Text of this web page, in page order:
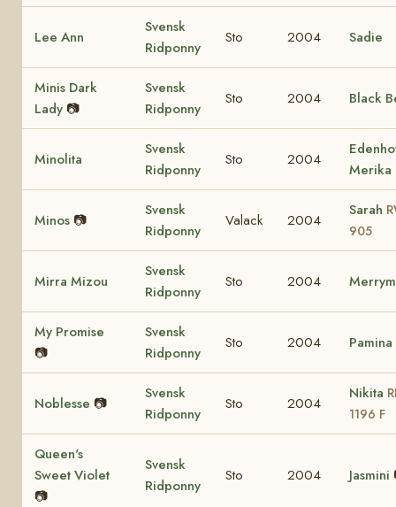
Lee Ann
Svensk
Ridponny
Sto 2004 Sadie
Minis Dark
Lady 📷
Svensk
Ridponny
Sto 2004 Black
Minolita
Svensk
Ridponny
Sto 2004
Merika
Minos 📷
Svensk
Ridponny
Valack 2004
Sarah
905
Mirra Mizou
Svensk
Ridponny
Sto 2004
My Promise
📷
Svensk
Ridponny
Sto 2004 Pamina
Noblesse 📷
Svensk
Ridponny
Sto 2004
Nikita
1196 F
Queen's
Sweet Violet
📷
Svensk
Ridponny
Sto 2004 Jasmini